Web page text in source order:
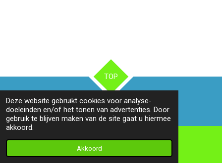
Deze website gebruikt cookies voor analyse-
doeleinden en/of het tonen van advertenties. Door
gebruik te blijven maken van de site gaat u hiermee
akkoord.
Akkoord
TOP
© 2022 - 2026 Camperreizen
E-mailadres